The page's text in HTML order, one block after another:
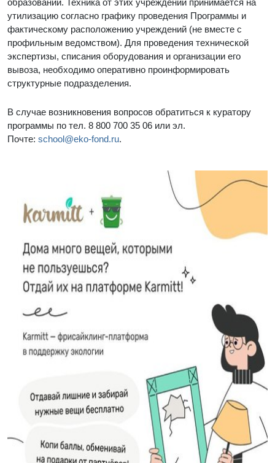
образований. Техника от этих учреждений принимается на
утилизацию согласно графику проведения Программы и
фактическому расположению учреждений (не вместе с
профильным ведомством). Для проведения технической
экспертизы, списания оборудования и организации его
вывоза, необходимо оперативно проинформировать
структурные подразделения.
В случае возникновения вопросов обратиться к куратору
программы по тел. 8 800 700 35 06 или эл.
Почте: school@eko-fond.ru.